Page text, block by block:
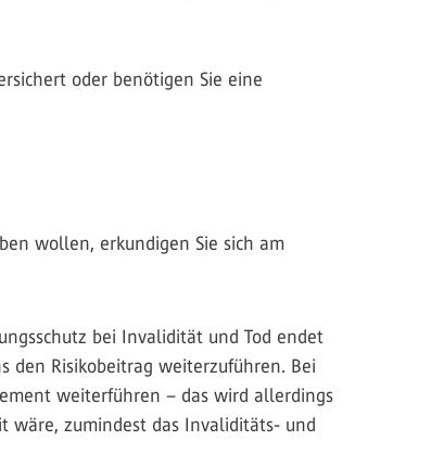
oder benötigen Sie eine
wollen, erkundigen Sie sich am
bei Invalidität und Tod endet
den Risikobeitrag weiterzuführen. Bei
weiterführen – das wird allerdings
wäre, zumindest das Invaliditäts- und